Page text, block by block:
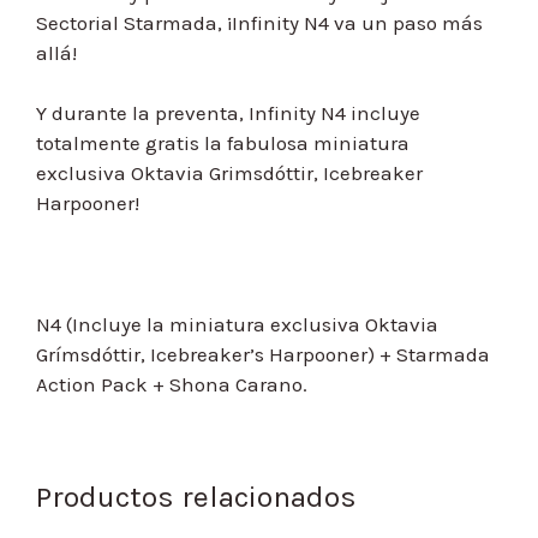
Sectorial Starmada, ¡Infinity N4 va un paso más
allá!
Y durante la preventa, Infinity N4 incluye
totalmente gratis la fabulosa miniatura
exclusiva Oktavia Grimsdóttir, Icebreaker
Harpooner!
N4 (Incluye la miniatura exclusiva Oktavia
Grímsdóttir, Icebreaker’s Harpooner) + Starmada
Action Pack + Shona Carano.
Productos relacionados